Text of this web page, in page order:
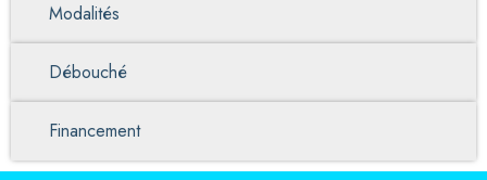
Modalités
Débouché
Financement